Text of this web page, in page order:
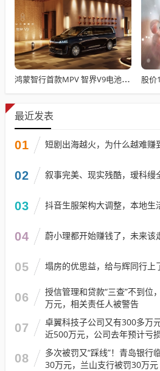
鸿蒙智行首款MPV 智界V9电池信息曝光：WLTC最远续航223km
最近发表
01 短剧出海越火，为什么越难赚
02 叙事完美、现实残酷，瑷科缦
03 抖音生服架构大调整，本地生
04 蔚小理都开始赚钱了，未来该
05 塌房的优思益，给与辉同行上
06
授信管理和贷款“三查”不到位
万元，相关责任人被警告
07
卓翼科技子公司又有300多万
近500万元，公司去年预计亏
08
多次被罚又“踩线”！青岛银行
30万元，兰山支行被罚30万元